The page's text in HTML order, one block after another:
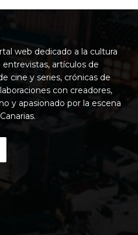
web dedicado a la cultura
artículos de
cine y series, crónicas de
con creadores,
y apasionado por la escena